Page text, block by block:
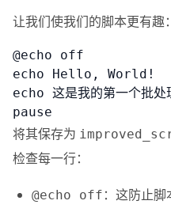
让我们使我们的脚本更有趣：
@echo off
echo Hello, World!
echo 这是我的第一个批处
pause
将其保存为
检查每一行：
@echo off ：这防止脚